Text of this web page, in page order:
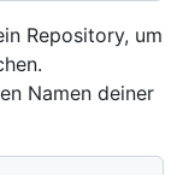
Repository, um
Namen deiner